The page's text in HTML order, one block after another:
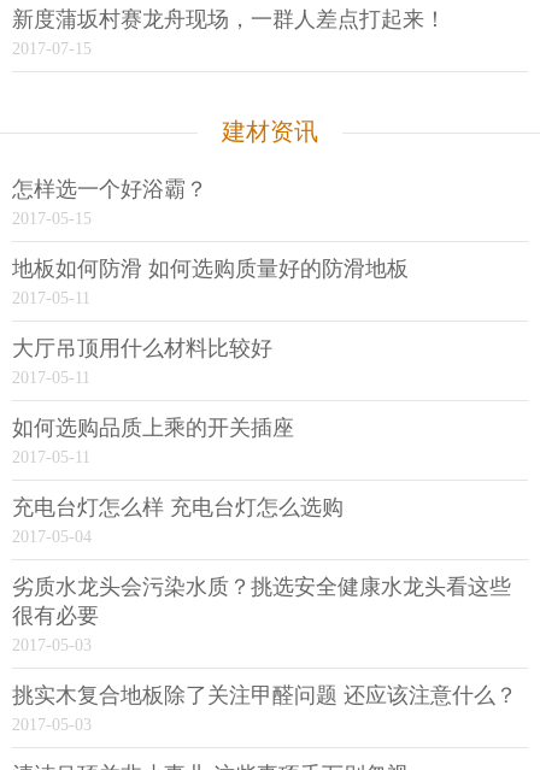
新度蒲坂村赛龙舟现场，一群人差点打起来！
2017-07-15
建材资讯
怎样选一个好浴霸？
2017-05-15
地板如何防滑 如何选购质量好的防滑地板
2017-05-11
大厅吊顶用什么材料比较好
2017-05-11
如何选购品质上乘的开关插座
2017-05-11
充电台灯怎么样 充电台灯怎么选购
2017-05-04
劣质水龙头会污染水质？挑选安全健康水龙头看这些
很有必要
2017-05-03
挑实木复合地板除了关注甲醛问题 还应该注意什么？
2017-05-03